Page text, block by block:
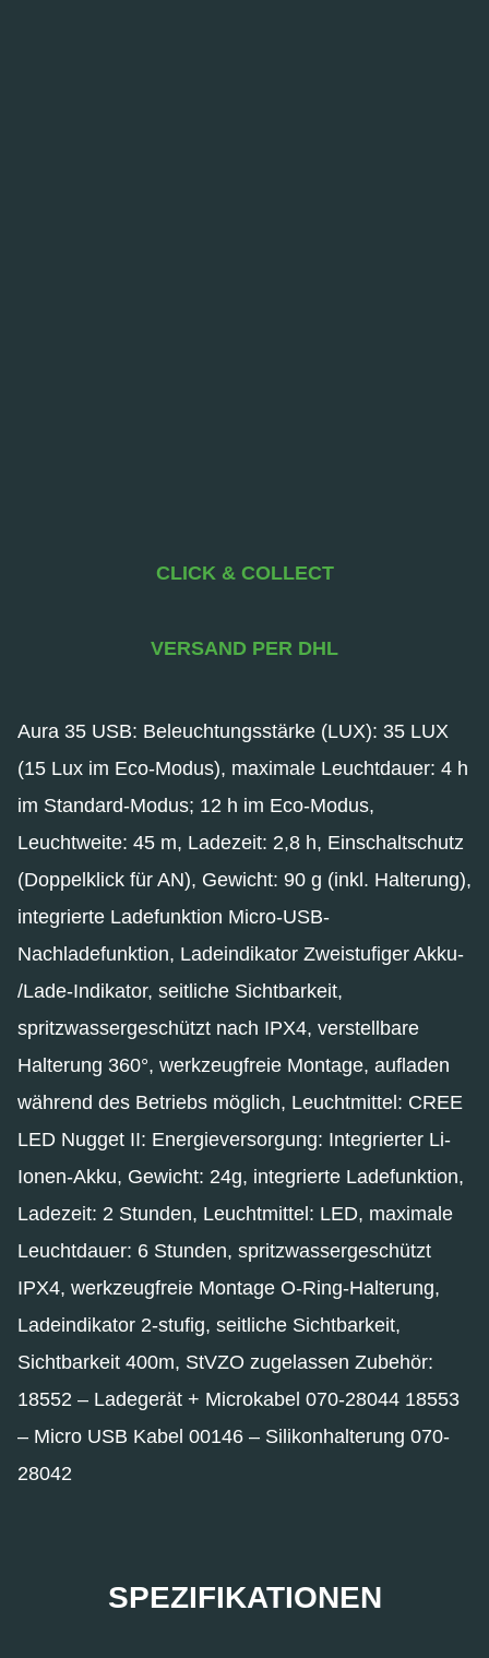
CLICK & COLLECT
VERSAND PER DHL
Aura 35 USB: Beleuchtungsstärke (LUX): 35 LUX
(15 Lux im Eco-Modus), maximale Leuchtdauer: 4 h
im Standard-Modus; 12 h im Eco-Modus,
Leuchtweite: 45 m, Ladezeit: 2,8 h, Einschaltschutz
(Doppelklick für AN), Gewicht: 90 g (inkl. Halterung),
integrierte Ladefunktion Micro-USB-
Nachladefunktion, Ladeindikator Zweistufiger Akku-
/Lade-Indikator, seitliche Sichtbarkeit,
spritzwassergeschützt nach IPX4, verstellbare
Halterung 360°, werkzeugfreie Montage, aufladen
während des Betriebs möglich, Leuchtmittel: CREE
LED Nugget II: Energieversorgung: Integrierter Li-
Ionen-Akku, Gewicht: 24g, integrierte Ladefunktion,
Ladezeit: 2 Stunden, Leuchtmittel: LED, maximale
Leuchtdauer: 6 Stunden, spritzwassergeschützt
IPX4, werkzeugfreie Montage O-Ring-Halterung,
Ladeindikator 2-stufig, seitliche Sichtbarkeit,
Sichtbarkeit 400m, StVZO zugelassen Zubehör:
18552 – Ladegerät + Microkabel 070-28044 18553
– Micro USB Kabel 00146 – Silikonhalterung 070-
28042
SPEZIFIKATIONEN